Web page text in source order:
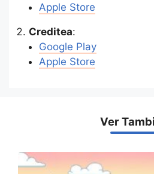
Apple Store
Creditea:
Google Play
Apple Store
Ver